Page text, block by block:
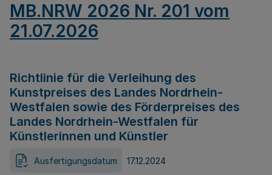
MB.NRW 2026 Nr. 201 vom
21.07.2026
Richtlinie für die Verleihung des
Kunstpreises des Landes Nordrhein-
Westfalen sowie des Förderpreises des
Landes Nordrhein-Westfalen für
Künstlerinnen und Künstler
Ausfertigungsdatum 17.12.2024